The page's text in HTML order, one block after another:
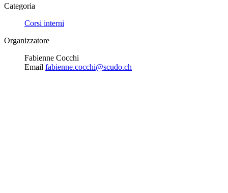
Categoria
Corsi interni
Organizzatore
Fabienne Cocchi
Email fabienne.cocchi@scudo.ch